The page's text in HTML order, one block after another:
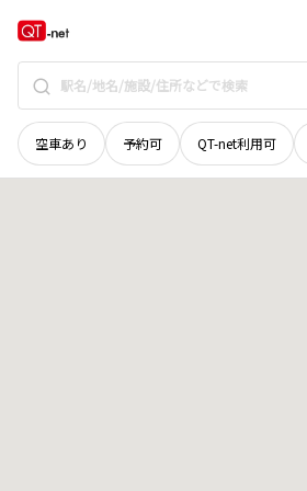
空車あり 予約可 QT-net利用可
山口県